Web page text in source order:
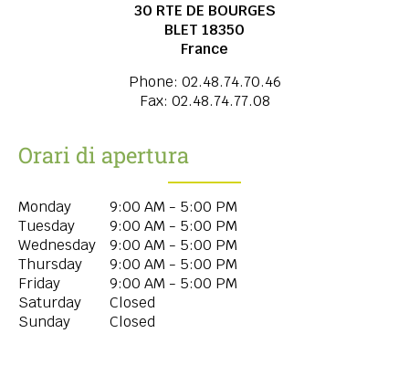
30 RTE DE BOURGES
BLET 18350
France
Phone: 02.48.74.70.46
Fax: 02.48.74.77.08
Orari di apertura
Monday
9:00 AM - 5:00 PM
Tuesday
9:00 AM - 5:00 PM
Wednesday
9:00 AM - 5:00 PM
Thursday
9:00 AM - 5:00 PM
Friday
9:00 AM - 5:00 PM
Saturday
Closed
Sunday
Closed